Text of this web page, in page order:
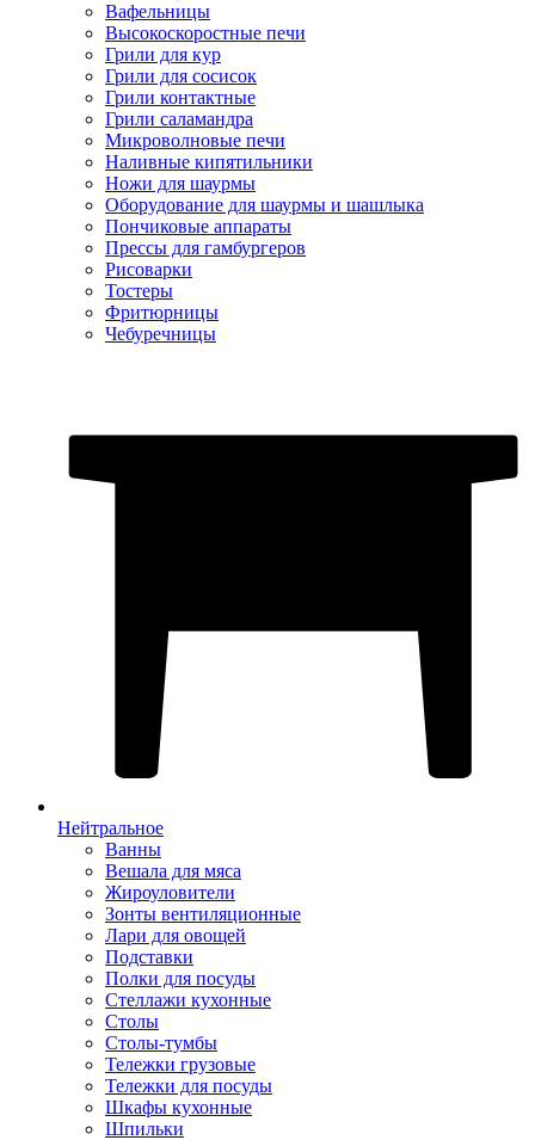
Вафельницы
Высокоскоростные печи
Грили для кур
Грили для сосисок
Грили контактные
Грили саламандра
Микроволновые печи
Наливные кипятильники
Ножи для шаурмы
Оборудование для шаурмы и шашлыка
Пончиковые аппараты
Прессы для гамбургеров
Рисоварки
Тостеры
Фритюрницы
Чебуречницы
Нейтральное
Ванны
Вешала для мяса
Жироуловители
Зонты вентиляционные
Лари для овощей
Подставки
Полки для посуды
Стеллажи кухонные
Столы
Столы-тумбы
Тележки грузовые
Тележки для посуды
Шкафы кухонные
Шпильки